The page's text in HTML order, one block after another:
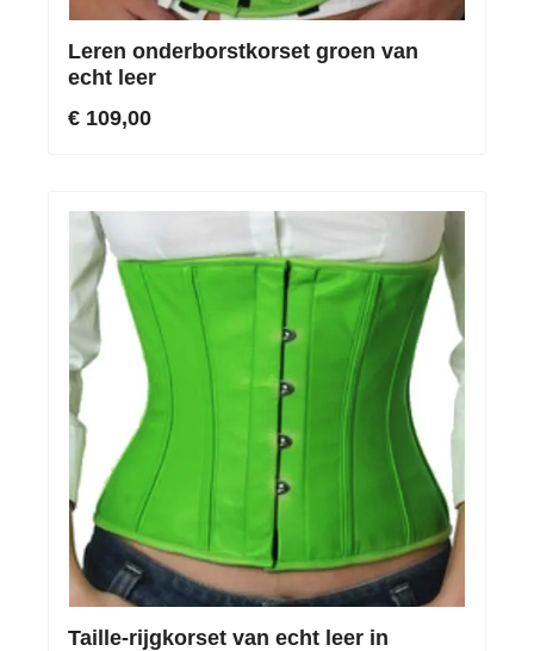
Leren onderborstkorset groen van
echt leer
€ 109,00
Taille-rijgkorset van echt leer in